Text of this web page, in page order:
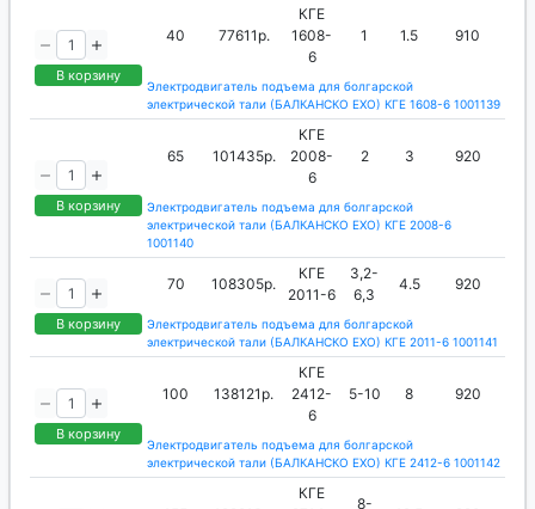
В корзину
40 77611р.
КГЕ
1608-
6
1 1.5 910
Электродвигатель подъема для болгарской
электрической тали (БАЛКАНСКО ЕХО) КГЕ 1608-6 1001139
В корзину
65 101435р.
КГЕ
2008-
6
2 3 920
Электродвигатель подъема для болгарской
электрической тали (БАЛКАНСКО ЕХО) КГЕ 2008-6
1001140
В корзину
70 108305р.
КГЕ
2011-6
3,2-
6,3
4.5 920
Электродвигатель подъема для болгарской
электрической тали (БАЛКАНСКО ЕХО) КГЕ 2011-6 1001141
В корзину
100 138121р.
КГЕ
2412-
6
5-10 8 920
Электродвигатель подъема для болгарской
электрической тали (БАЛКАНСКО ЕХО) КГЕ 2412-6 1001142
КГЕ
8-